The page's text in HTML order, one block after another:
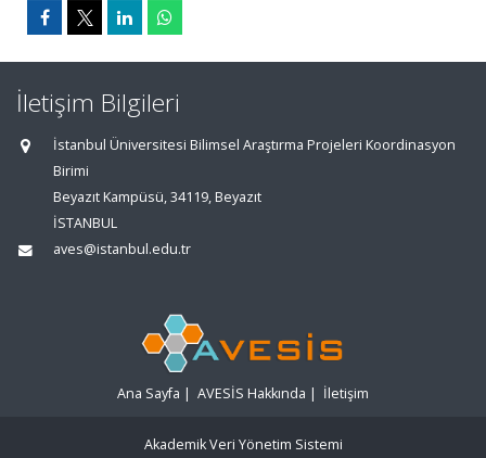
İletişim Bilgileri
İstanbul Üniversitesi Bilimsel Araştırma Projeleri Koordinasyon
Birimi
Beyazıt Kampüsü, 34119, Beyazıt
İSTANBUL
aves@istanbul.edu.tr
Ana Sayfa | AVESİS Hakkında | İletişim
Akademik Veri Yönetim Sistemi